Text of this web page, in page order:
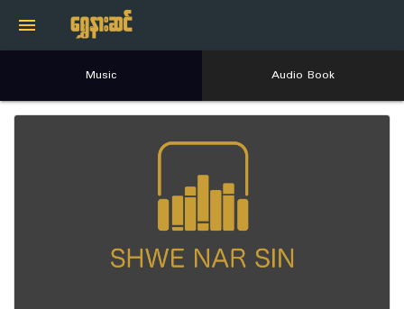
menu
Music Audio Book